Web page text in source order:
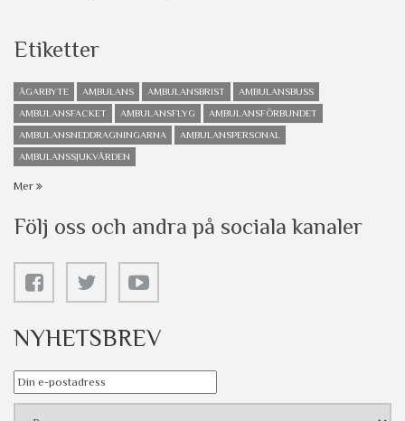
Etiketter
ÄGARBYTE AMBULANS AMBULANSBRIST
AMBULANSBUSS
AMBULANSFACKET
AMBULANSFLYG
AMBULANSFÖRBUNDET
AMBULANSNEDDRAGNINGARNA
AMBULANSPERSONAL
AMBULANSSJUKVÅRDEN
Mer
Följ oss och andra på sociala kanaler
NYHETSBREV